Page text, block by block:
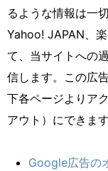
るような情報は一
Yahoo! JAPAN、
て、当サイトへの
信します。この広
下各ページよりア
アウト）にできます
Google広告の